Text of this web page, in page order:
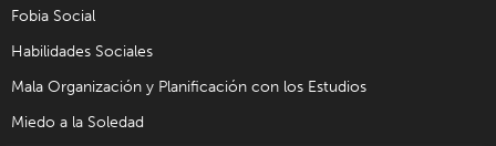
Fobia Social
Habilidades Sociales
Mala Organización y Planificación con los Estudios
Miedo a la Soledad